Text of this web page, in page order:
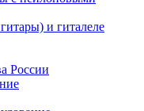
и гиталеле
России